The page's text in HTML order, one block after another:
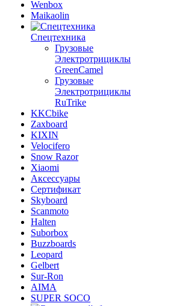
Wenbox
Maikaolin
Спецтехника
Грузовые
Электротрициклы
GreenCamel
Грузовые
Электротрициклы
RuTrike
KKCbike
Zaxboard
KIXIN
Velocifero
Snow Razor
Xiaomi
Аксессуары
Сертификат
Skyboard
Scanmoto
Halten
Suborbox
Buzzboards
Leopard
Gelbert
Sur-Ron
AIMA
SUPER SOCO